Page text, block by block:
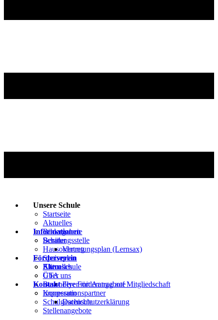
Unsere Schule
Startseite
Aktuelles
Bildergalerie
Beratungsstelle
Hausordnung
Speiseplan
Klimaschule
GTA
Besondere Förderangebote
Kooperationspartner
Schulgeschichte
Stellenangebote
Informationen
Schüler
Vertretungsplan (Lernsax)
Eltern
Förderverein
Aktuelles
Über uns
Flyer mit Antrag auf Mitgliedschaft
Kontakt
Impressum
Datenschutzerklärung